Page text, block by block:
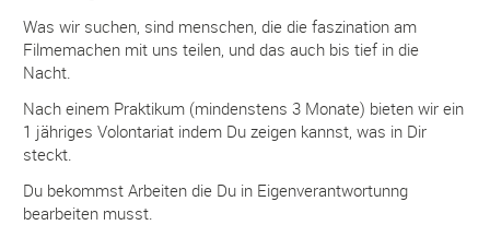
Was wir suchen, sind menschen, die die faszination am
Filmemachen mit uns teilen, und das auch bis tief in die
Nacht.
Nach einem Praktikum (mindenstens 3 Monate) bieten wir ein
1 jähriges Volontariat indem Du zeigen kannst, was in Dir
steckt.
Du bekommst Arbeiten die Du in Eigenverantwortunng
bearbeiten musst.